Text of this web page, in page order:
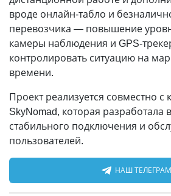
вроде онлайн-табло и
перевозчика — повышение
камеры наблюдения и GPS-
контролировать ситуацию на
времени.
Проект реализуется совместно с
SkyNomad, которая разработала
стабильного подключения и
пользователей.
НАШ ТЕЛЕГРАМ